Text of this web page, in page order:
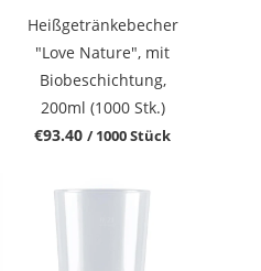
Heißgetränkebecher
"Love Nature", mit
Biobeschichtung,
200ml (1000 Stk.)
€93.40 / 1000 Stück